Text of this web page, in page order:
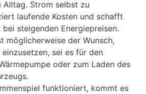
Alltag. Strom selbst zu
laufende Kosten und schafft
bei steigenden Energiepreisen.
möglicherweise der Wunsch,
sei es für den
oder zum Laden des
funktioniert, kommt es